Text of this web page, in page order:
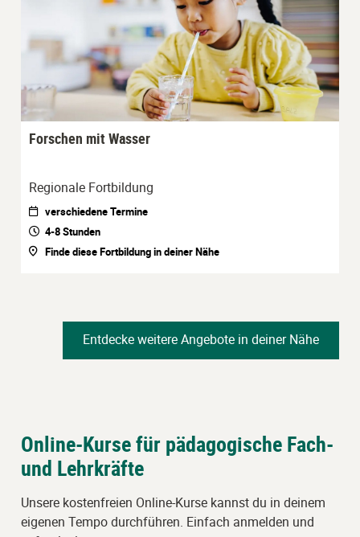
Forschen mit Wasser
Regionale Fortbildung
verschiedene Termine
4-8 Stunden
Finde diese Fortbildung in deiner Nähe
Entdecke weitere Angebote in deiner Nähe
Online-Kurse für pädagogische Fach-
und Lehrkräfte
Unsere kostenfreien Online-Kurse kannst du in deinem
eigenen Tempo durchführen. Einfach anmelden und